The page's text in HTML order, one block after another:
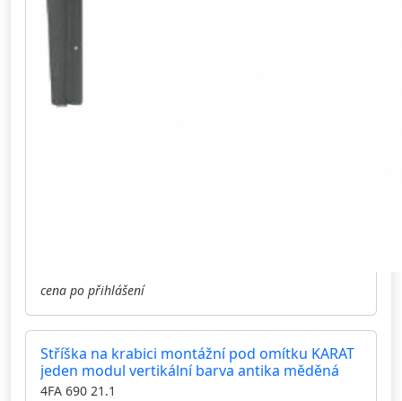
cena po přihlášení
Stříška na krabici montážní pod omítku KARAT
jeden modul vertikální barva antika měděná
4FA 690 21.1